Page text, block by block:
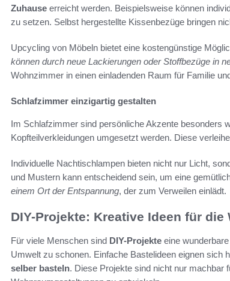
Zuhause erreicht werden. Beispielsweise können
zu setzen. Selbst hergestellte Kissenbezüge bringen
Upcycling von Möbeln bietet eine kostengünstige
können durch neue Lackierungen oder Stoffbezüge in
Wohnzimmer in einen einladenden Raum für Familie
Schlafzimmer einzigartig gestalten
Im Schlafzimmer sind persönliche Akzente besonders
Kopfteilverkleidungen umgesetzt werden. Diese
Individuelle Nachtischlampen bieten nicht nur Licht,
und Mustern kann entscheidend sein, um eine
einem Ort der Entspannung, der zum Verweilen einlädt.
DIY-Projekte: Kreative Ideen für die
Für viele Menschen sind DIY-Projekte eine
Umwelt zu schonen. Einfache Bastelideen eignen sich
selber basteln. Diese Projekte sind nicht nur machbar